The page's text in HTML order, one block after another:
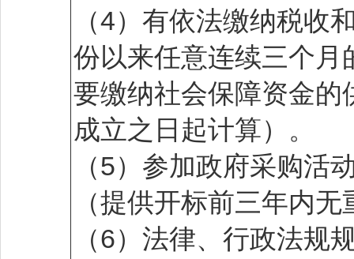
（4）有依法缴纳税收
份以来任意连续三个月
要缴纳社会保障资金的
成立之日起计算）。
（5）参加政府采购活
（提供开标前三年内
（6）法律、行政法规